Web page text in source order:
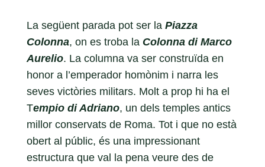
La següent parada pot ser la Piazza
Colonna, on es troba la Colonna di Marco
Aurelio. La columna va ser construïda en
honor a l’emperador homònim i narra les
seves victòries militars. Molt a prop hi ha el
Tempio di Adriano, un dels temples antics
millor conservats de Roma. Tot i que no està
obert al públic, és una impressionant
estructura que val la pena veure des de